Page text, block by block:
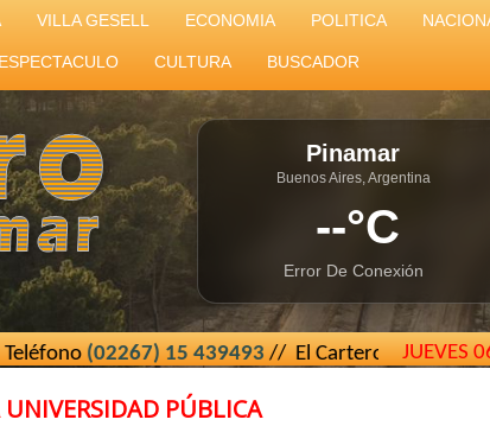
VILLA GESELL ECONOMIA POLITICA
ESPECTACULO CULTURA BUSCADOR
Pinamar
Buenos Aires, Argentina
--°C
Error De Conexión
15 439493// El Cartero de Pinamar - Buenos
JUEVES
PÚBLICA